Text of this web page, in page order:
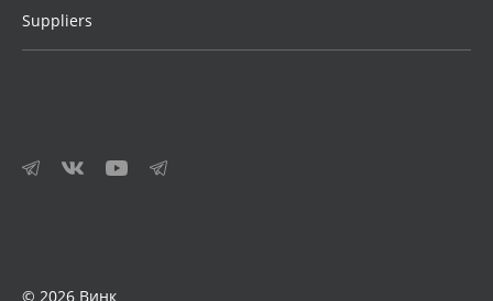
Suppliers
© 2026 Винк